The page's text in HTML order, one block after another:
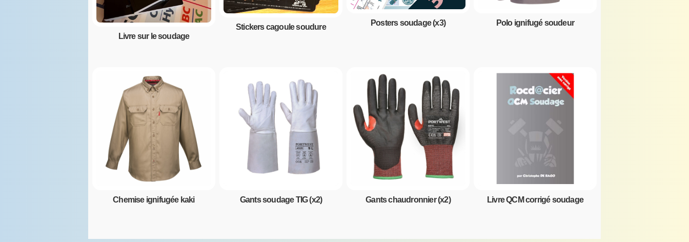
Livre sur le soudage
Stickers cagoule soudure Posters soudage (x3) Polo ignifugé soudeur
Chemise ignifugée kaki Gants soudage TIG (x2) Gants chaudronnier (x2) Livre QCM corrigé soudage